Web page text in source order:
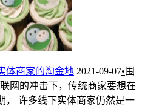
体商家的淘金地 2021-09-07• 围
网的冲击下，传统商家要想在
， 许多线下实体商家仍然是一